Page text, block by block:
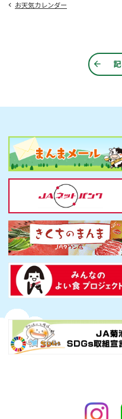
お天気カレンダー